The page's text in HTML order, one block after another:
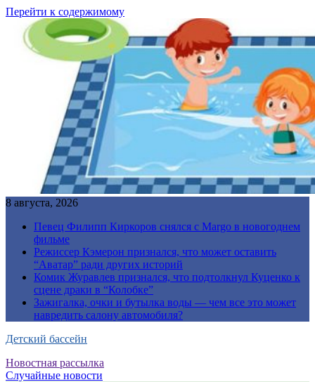
Перейти к содержимому
8 августа, 2026
Певец Филипп Киркоров снялся с Margo в новогоднем
фильме
Режиссер Кэмерон признался, что может оставить
“Аватар” ради других историй
Комик Журавлев признался, что подтолкнул Куценко к
сцене драки в “Колобке”
Зажигалка, очки и бутылка воды — чем все это может
навредить салону автомобиля?
Детский бассейн
Новостная рассылка
Случайные новости